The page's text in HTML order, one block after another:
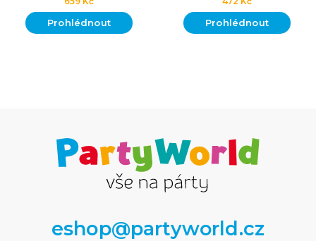
Prohlédnout Prohlédnout
eshop@partyworld.cz